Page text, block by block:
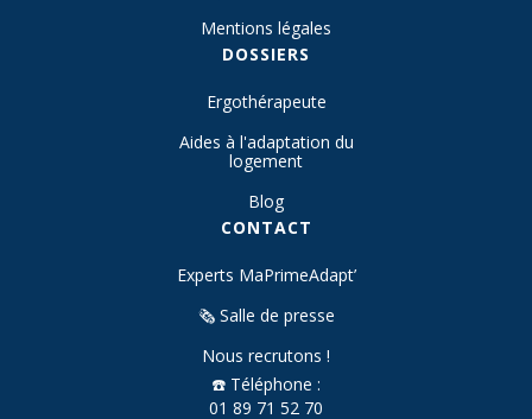
Mentions légales
DOSSIERS
Ergothérapeute
Aides à l'adaptation du
logement
Blog
CONTACT
Experts MaPrimeAdapt’
🗞️ Salle de presse
Nous recrutons !
☎️ Téléphone :
01 89 71 52 70